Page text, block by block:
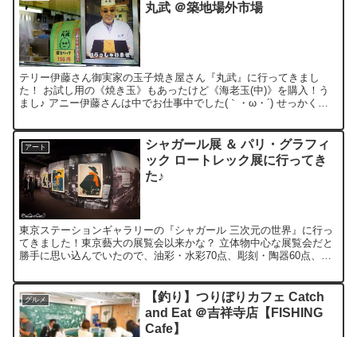
丸武 ＠築地場外市場
テリー伊藤さん御実家の玉子焼き屋さん『丸武』に行ってきまし
た！ お試し用の《焼き玉》もあったけど《海老玉(中)》を購入！う
まし♪ アニー伊藤さんは中でお仕事中でした(｀・ω・´) せっかく築
アート
シャガール展 ＆ パリ・グラフィ
ック ロートレック展に行ってき
た♪
東京ステーションギャラリーの『シャガール 三次元の世界』に行っ
てきました！東京藝大の展覧会以来かな？ 立体物中心な展覧会だと
勝手に思い込んでいたので、油彩・水彩70点、彫刻・陶器60点、素
グルメ
【釣り】つりぼりカフェ Catch
and Eat ＠吉祥寺店【FISHING
Cafe】